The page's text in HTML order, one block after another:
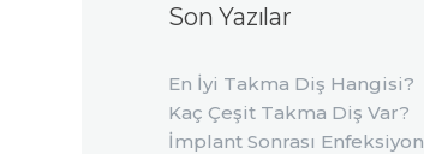
Son Yazılar
En İyi Takma Diş Hangisi?
Kaç Çeşit Takma Diş Var?
İmplant Sonrası Enfeksiyon